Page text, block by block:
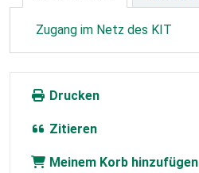
Zugang im Netz des KIT
Drucken
Zitieren
Meinem Korb hinzufügen